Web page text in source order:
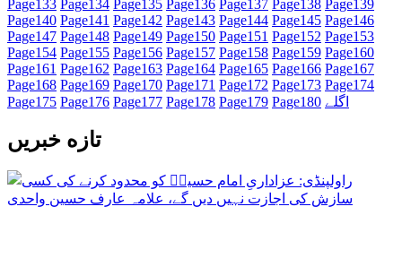
Page133 Page134 Page135 Page136 Page137 Page138 Page139
Page140 Page141 Page142 Page143 Page144 Page145 Page146
Page147 Page148 Page149 Page150 Page151 Page152 Page153
Page154 Page155 Page156 Page157 Page158 Page159 Page160
Page161 Page162 Page163 Page164 Page165 Page166 Page167
Page168 Page169 Page170 Page171 Page172 Page173 Page174
Page175 Page176 Page177 Page178 Page179 Page180 اگلے
تازه خبریں